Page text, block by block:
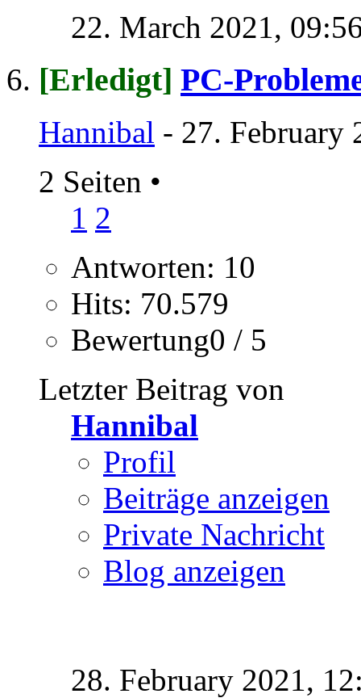
22. March 2021,
[Erledigt] PC-
Hannibal - 27. February
2 Seiten •
1 2
Antworten: 10
Hits: 70.579
Bewertung0 / 5
Letzter Beitrag von
Hannibal
Profil
Beiträge anzeigen
Private Nachricht
Blog anzeigen
28. February 2021,